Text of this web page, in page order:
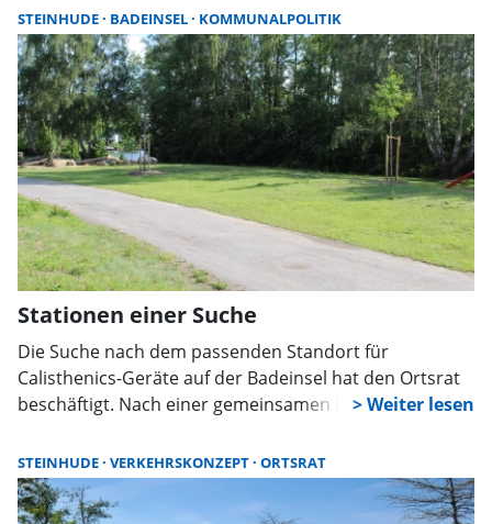
nun konkret vorbereitet werden.
STEINHUDE BADEINSEL KOMMUNALPOLITIK
Stationen einer Suche
Die Suche nach dem passenden Standort für
Calisthenics-Geräte auf der Badeinsel hat den Ortsrat
beschäftigt. Nach einer gemeinsamen Begehung und
Bereich am Spielplatz.
STEINHUDE VERKEHRSKONZEPT ORTSRAT